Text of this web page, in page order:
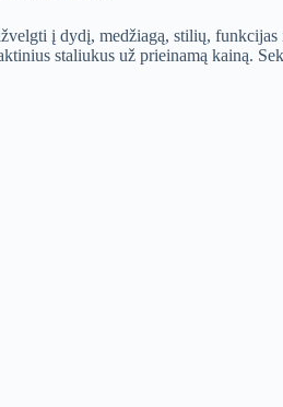
į dydį, medžiagą, stilių,
staliukus už prieinamą kainą.